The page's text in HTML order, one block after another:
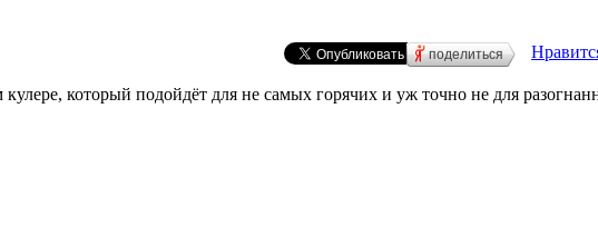
поделиться
который подойдёт для не самых горячих и уж точно не для